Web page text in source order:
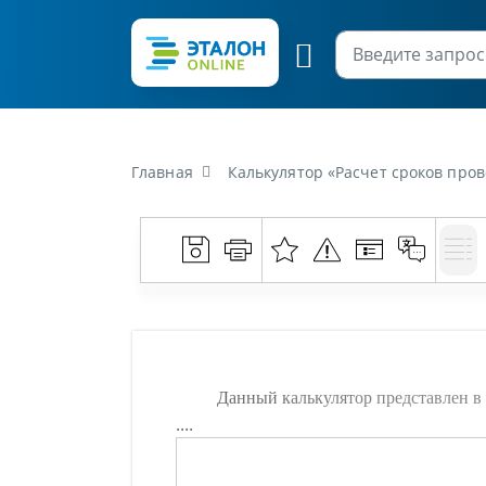
Главная Калькулятор «Расчет сроков
Данный калькулятор представлен
....